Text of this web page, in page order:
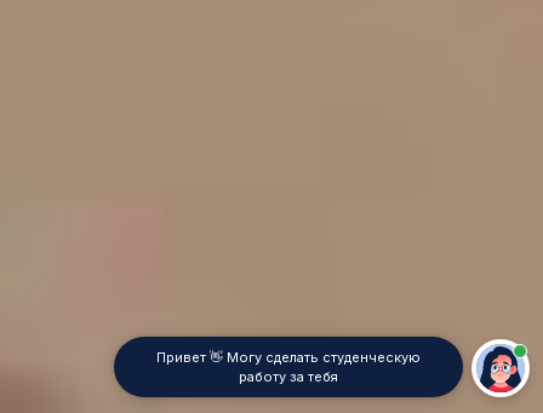
Привет 👋 Могу сделать студенческую
работу за тебя